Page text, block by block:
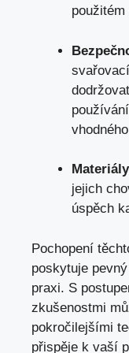
‌jejich
úspěch
Pochopení⁢
poskytuje
praxi. S
zkušenostmi
pokročilejšími‍
přispěje k⁤ vaší